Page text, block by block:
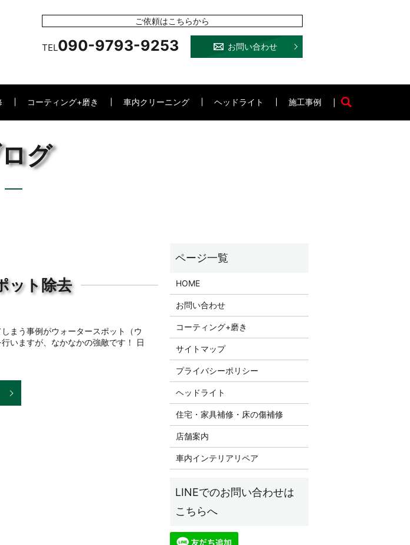
ご依頼はこちらから
TEL090-9793-9253 お問い合わせ
コーティング+磨き 車内クリーニング ヘッドライト 施工事例
グ
ット除去
まう事例がウォータースポット（ウ
いますが、なかなかの強敵です！ 日
HOME
お問い合わせ
コーティング+磨き
サイトマップ
プライバシーポリシー
ヘッドライト
住宅・家具補修・床の傷補修
店舗案内
車内インテリアリペア